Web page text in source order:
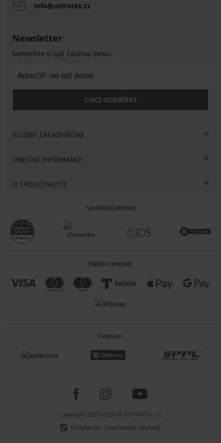
info@astratex.cz
Newsletter
Nenechte si ujít žádnou slevu.
CHCI ODEBÍRAT
SLUŽBY ZÁKAZNÍKŮM
OBECNÉ INFORMACE
O SPOLEČNOSTI
Spolehlivý obchod
Platební metody
Dopravci
Copyright 2005-2026 © ASTRATEX a.s.
Programia - internetové obchody